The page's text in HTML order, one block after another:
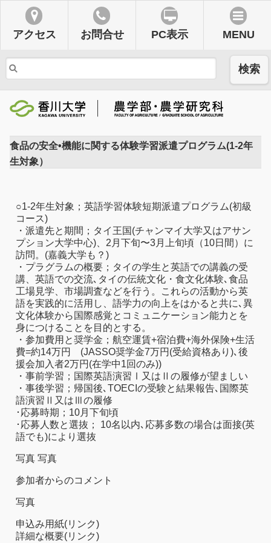
アクセス お問合せ PC表示 MENU
検索
食品の安全•機能に関する体験学習派遣プログラム(1-2年
生対象）
○1-2年生対象；英語学習体験短期派遣プログラム(初級
コース)
・派遣先と期間；タイ王国(チャンマイ大学又はアサン
プション大学中心)、2月下旬〜3月上旬頃（10日間）に
訪問。(嘉義大学も？)
・プラグラムの概要；タイの学生と英語での講義の受
講、英語での交流､タイの伝統文化・食文化体験､食品
工場見学、市場調査などを行う。これらの活動から英
語を実践的に活用し、語学力の向上をはかると共に､異
文化体験から国際感覚とコミュニケーション能力とを
身につけることを目的とする。
・参加費用と奨学金；航空運賃+宿泊費+海外保険+生活
費=約14万円 (JASSO奨学金7万円(受給資格あり)､後
援会加入者2万円(在学中1回のみ))
・事前学習；国際英語演習Ⅰ又はⅡの履修が望ましい
・事後学習；帰国後､TOECIの受験と結果報告､国際英
語演習Ⅱ又はⅢの履修
･応募時期；10月下旬頃
･応募人数と選抜； 10名以内､応募多数の場合は面接(英
語でも)により選抜
写真 写真
参加者からのコメント
写真
申込み用紙(リンク)
詳細な概要(リンク)